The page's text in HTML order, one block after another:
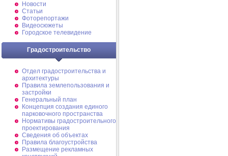
Новости
Статьи
Фоторепортажи
Видеосюжеты
Городское телевидение
Градостроительство
Отдел градостроительства и
архитектуры
Правила землепользования и
застройки
Генеральный план
Концепция создания единого
парковочного пространства
Нормативы градостроительного
проектирования
Сведения об объектах
Правила благоустройства
Размещение рекламных